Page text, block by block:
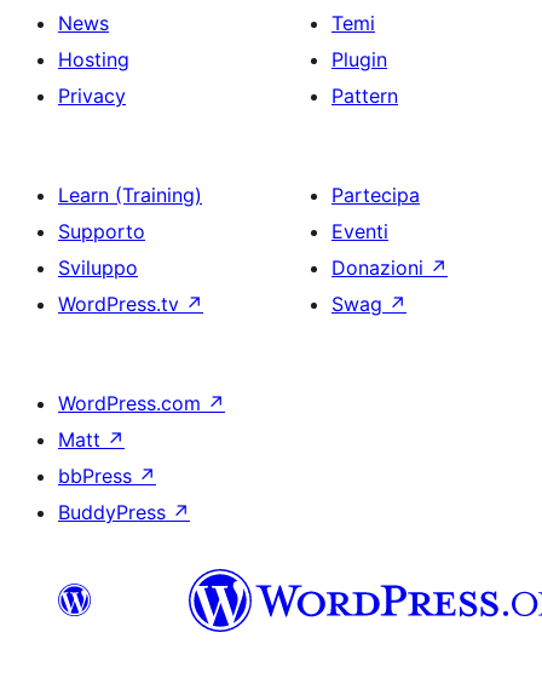
News
Hosting
Privacy
Temi
Plugin
Pattern
Learn (Training)
Supporto
Sviluppo
WordPress.tv ↗
Partecipa
Eventi
Donazioni ↗
Swag ↗
WordPress.com ↗
Matt ↗
bbPress ↗
BuddyPress ↗